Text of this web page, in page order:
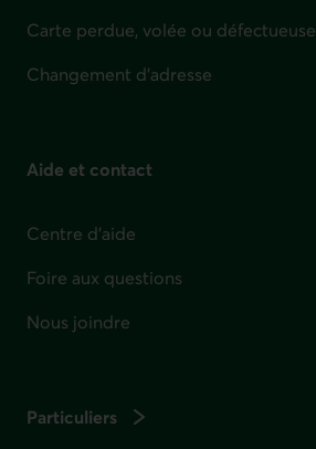
Carte perdue, volée ou défectueuse
Changement d'adresse
Aide et contact
Centre d'aide
Foire aux questions
Nous joindre
Particuliers